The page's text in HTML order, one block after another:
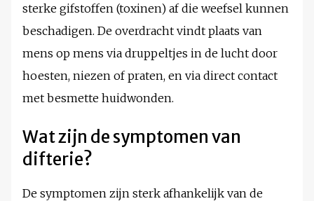
sterke gifstoffen (toxinen) af die weefsel kunnen
beschadigen. De overdracht vindt plaats van
mens op mens via druppeltjes in de lucht door
hoesten, niezen of praten, en via direct contact
met besmette huidwonden.
Wat zijn de symptomen van
difterie?
De symptomen zijn sterk afhankelijk van de